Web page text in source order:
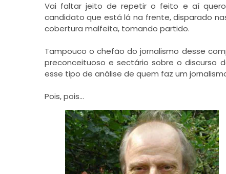
Vai faltar jeito de repetir o feito e aí
candidato que está lá na frente, disparado
cobertura malfeita, tomando partido.
Tampouco o chefão do jornalismo desse
preconceituoso e sectário sobre o discurso
esse tipo de análise de quem faz um
Pois, pois…